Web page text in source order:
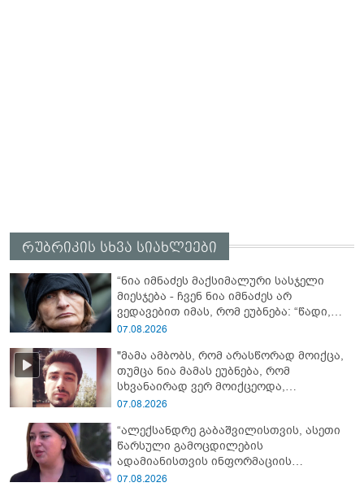
რუბრიკის სხვა სიახლეები
“ნია იმნაძეს მაქსიმალური სასჯელი
მიესჯება - ჩვენ ნია იმნაძეს არ
ვედავებით იმას, რომ ეუბნება: “წადი,
მოკალი“, ეს დაკვეთაა, ჩვენ ვამბობთ,
ავალიანის დედა
07.08.2026
"მამა ამბობს, რომ არასწორად მოიქცა,
თუმცა ნია მამას ეუბნება, რომ
სხვანაირად ვერ მოიქცეოდა,
თანამედროვე ეპოქაში სხვანაირად
დეტალებზე საუბრობს გიგა ავალიანის
საქმის პროკურორი?
07.08.2026
“ალექსანდრე გაბაშვილისთვის, ასეთი
წარსული გამოცდილების
ადამიანისთვის ინფორმაციის
მიწოდება, რომ მასწავლებელი
07.08.2026